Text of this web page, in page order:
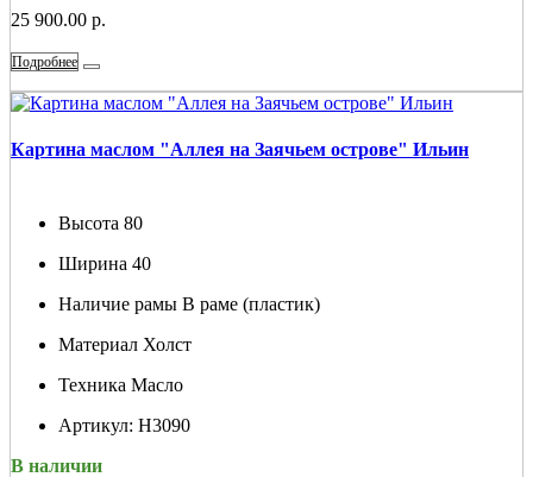
25 900.00 р.
Подробнее
Картина маслом "Аллея на Заячьем острове" Ильин
Высота 80
Ширина 40
Наличие рамы В раме (пластик)
Материал Холст
Техника Масло
Артикул: Н3090
В наличии